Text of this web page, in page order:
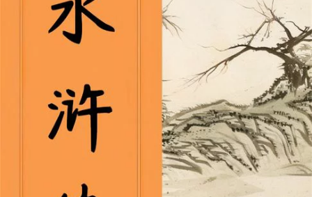
運動休閒 親子玩具
女裝 男裝 化妝保養 情趣用品